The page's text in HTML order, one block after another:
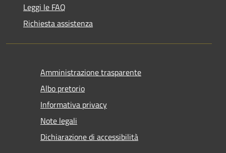
Leggi le FAQ
Richiesta assistenza
Amministrazione trasparente
Albo pretorio
Informativa privacy
Note legali
Dichiarazione di accessibilità